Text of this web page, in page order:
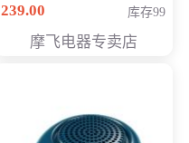
239.00
库存99
摩飞电器专卖店